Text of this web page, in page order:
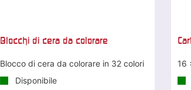
Blocchi di cera da colorare
Blocco di cera da colorare in 32 colori
Disponibile
16